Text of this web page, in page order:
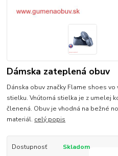
Dámska zateplená obuv
Dánska obuv značky Flame shoes vo
stielku. Vnútorná stielka je z umelej
členená. Obuv je vhodná na bežné
materiál. celý popis
Dostupnosť
Skladom